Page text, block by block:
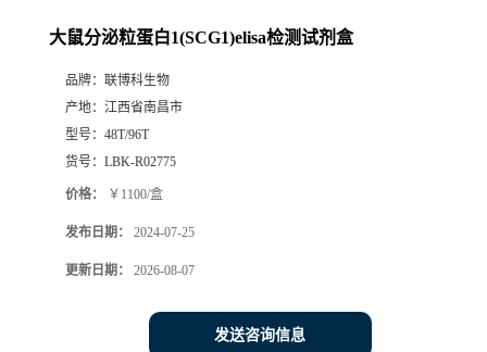
大鼠分泌粒蛋白1(SCG1)elisa检测试剂盒
品牌： 联博科生物
产地： 江西省南昌市
型号： 48T/96T
货号： LBK-R02775
价格： ￥1100/盒
发布日期： 2024-07-25
更新日期： 2026-08-07
发送咨询信息